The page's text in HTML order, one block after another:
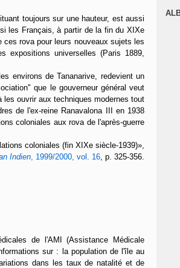
toujours sur une hauteur, est aussi
les Français, à partir de la fin du XIXe
rova pour leurs nouveaux sujets les
expositions universelles (Paris 1889,
environs de Tananarive, redevient un
que le gouverneur général veut
ouvrir aux techniques modernes tout
de l'ex-reine Ranavalona III en 1938
coloniales aux rova de l'après-guerre
coloniales (fin XIXe siècle-1939)»,
Indien, 1999/2000, vol. 16, p. 325-356.
de l'AMI (Assistance Médicale
sur : la population de l'île au
dans les taux de natalité et de